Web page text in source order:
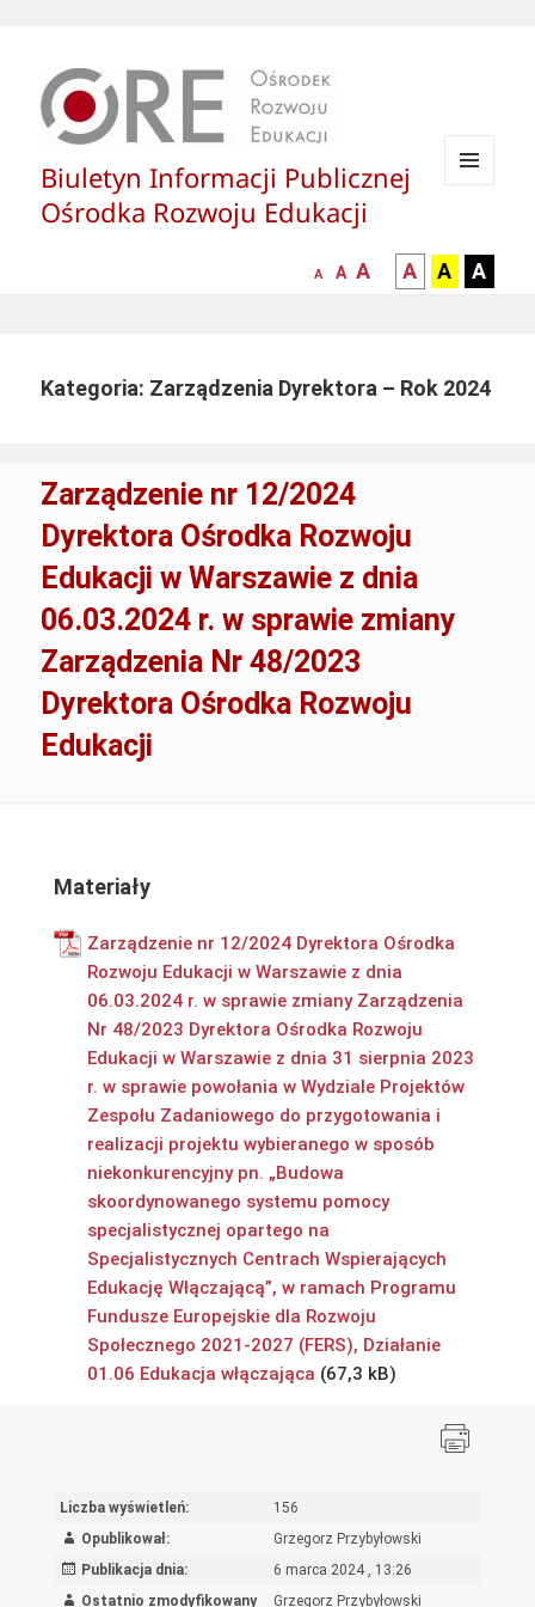
Biuletyn Informacji Publicznej
Ośrodka Rozwoju Edukacji
mniejsza
A
normalna
A
większa-
czcionka
A
kontrast
czarny
tle
A
kontrast
czarny
tle
A
żółty
tle
A
Kategoria: Zarządzenia Dyrektora – Rok 2024
Zarządzenie nr 12/2024
Dyrektora Ośrodka Rozwoju
Edukacji w Warszawie z dnia
06.03.2024 r. w sprawie zmiany
Zarządzenia Nr 48/2023
Dyrektora Ośrodka Rozwoju
Edukacji
Materiały
Zarządzenie nr 12/2024 Dyrektora Ośrodka
Rozwoju Edukacji w Warszawie z dnia
06.03.2024 r. w sprawie zmiany Zarządzenia
Nr 48/2023 Dyrektora Ośrodka Rozwoju
Edukacji w Warszawie z dnia 31 sierpnia 2023
r. w sprawie powołania w Wydziale Projektów
Zespołu Zadaniowego do przygotowania i
realizacji projektu wybieranego w sposób
niekonkurencyjny pn. „Budowa
skoordynowanego systemu pomocy
specjalistycznej opartego na
Specjalistycznych Centrach Wspierających
Edukację Włączającą”, w ramach Programu
Fundusze Europejskie dla Rozwoju
Społecznego 2021-2027 (FERS), Działanie
01.06 Edukacja włączająca
Liczba wyświetleń:
156
Opublikował:
Grzegorz Przybyłowski
Publikacja dnia:
6 marca 2024 , 13:26
Ostatnio zmodyfikowany
Grzegorz Przybyłowski